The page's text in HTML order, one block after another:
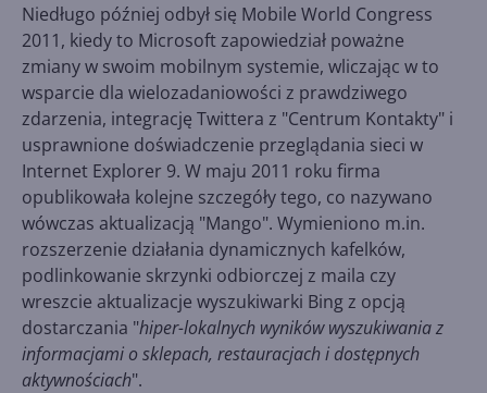
Niedługo później odbył się Mobile World Congress
2011, kiedy to Microsoft zapowiedział poważne
zmiany w swoim mobilnym systemie, wliczając w to
wsparcie dla wielozadaniowości z prawdziwego
zdarzenia, integrację Twittera z "Centrum Kontakty" i
usprawnione doświadczenie przeglądania sieci w
Internet Explorer 9. W maju 2011 roku firma
opublikowała kolejne szczegóły tego, co nazywano
wówczas aktualizacją "Mango". Wymieniono m.in.
rozszerzenie działania dynamicznych kafelków,
podlinkowanie skrzynki odbiorczej z maila czy
wreszcie aktualizacje wyszukiwarki Bing z opcją
dostarczania "hiper-lokalnych wyników wyszukiwania z
informacjami o sklepach, restauracjach i dostępnych
aktywnościach".